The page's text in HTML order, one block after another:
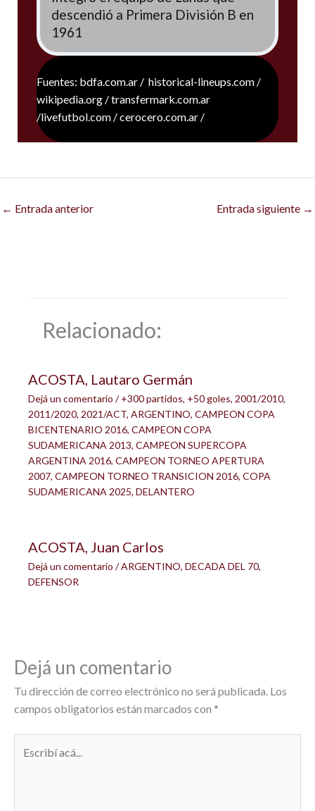
descendió a Primera División B en
1961
Fuentes: bdfa.com.ar / historical-lineups.com /
wikipedia.org / transfermark.com.ar
/livefutbol.com / cerocero.com.ar /
← Entrada anterior Entrada siguiente →
Relacionado:
ACOSTA, Lautaro Germán
Dejá un comentario /+300 partidos, +50 goles, 2001/2010,
2011/2020, 2021/ACT, ARGENTINO, CAMPEON COPA
BICENTENARIO 2016, CAMPEON COPA
SUDAMERICANA 2013, CAMPEON SUPERCOPA
ARGENTINA 2016, CAMPEON TORNEO APERTURA
2007, CAMPEON TORNEO TRANSICION 2016, COPA
SUDAMERICANA 2025, DELANTERO
ACOSTA, Juan Carlos
Dejá un comentario /ARGENTINO, DECADA DEL 70,
DEFENSOR
Dejá un comentario
Tu dirección de correo electrónico no será publicada. Los
campos obligatorios están marcados con *
acá...